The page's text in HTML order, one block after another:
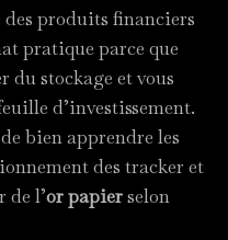
des produits financiers
pratique parce que
du stockage et vous
d’investissement.
bien apprendre les
des tracker et
de l’or papierselon